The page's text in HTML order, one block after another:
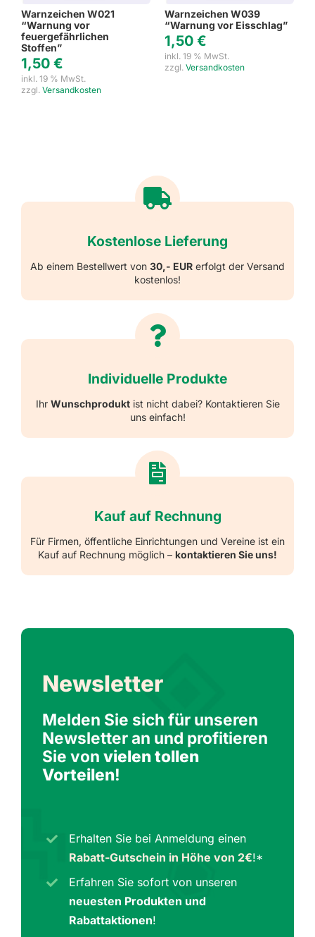
Warnzeichen W021
“Warnung vor
feuergefährlichen
Stoffen”
1,50 €
inkl. 19 % MwSt.
zzgl. Versandkosten
Warnzeichen W039
“Warnung vor Eisschlag”
1,50 €
inkl. 19 % MwSt.
zzgl. Versandkosten
Kostenlose Lieferung
Ab einem Bestellwert von 30,- EUR erfolgt der Versand
kostenlos!
Individuelle Produkte
Ihr Wunschproduktist nicht dabei? Kontaktieren Sie
uns einfach!
Kauf auf Rechnung
Für Firmen, öffentliche Einrichtungen und Vereine ist ein
Kauf auf Rechnung möglich – kontaktieren Sie uns!
Newsletter
Melden Sie sich für unseren
Newsletter an und profitieren
Sie von vielen tollen
Vorteilen!
Erhalten Sie bei Anmeldung einen
Rabatt-Gutschein in Höhe von 2€!*
Erfahren Sie sofort von unseren
neuesten Produkten und
Rabattaktionen!